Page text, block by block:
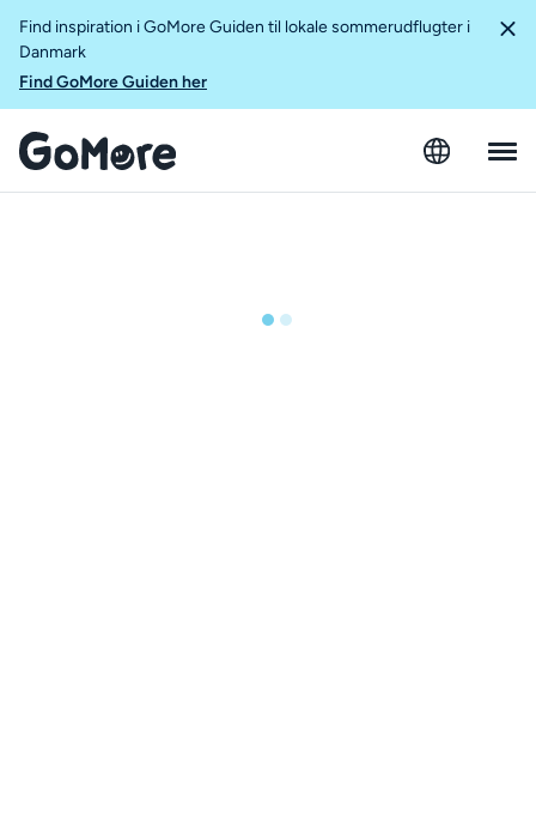
Find inspiration i GoMore Guiden til lokale sommerudflugter i
Danmark
Find GoMore Guiden her